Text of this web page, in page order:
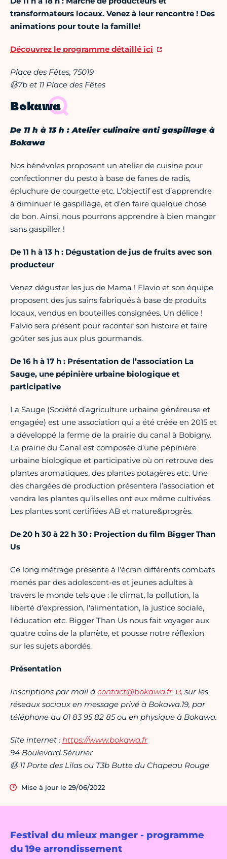
Festival du mieux manger - programme
du 19e arrondissement
transformateurs locaux. Venez à leur rencontre ! Des
animations pour toute la famille!
Découvrez le programme détaillé ici
Place des Fêtes, 75019
Ⓜ7b et 11 Place des Fêtes
Bokawa
De 11 h à 13 h : Atelier culinaire anti gaspillage à
Bokawa
Nos bénévoles proposent un atelier de cuisine pour
confectionner du pesto à base de fanes de radis,
épluchure de courgette etc. L’objectif est d’apprendre
à diminuer le gaspillage, et d’en faire quelque chose
de bon. Ainsi, nous pourrons apprendre à bien manger
sans gaspiller !
De 11 h à 13 h : Dégustation de jus de fruits avec son
producteur
Venez déguster les jus de Mama ! Flavio et son équipe
proposent des jus sains fabriqués à base de produits
locaux, vendus en bouteilles consignées. Un délice !
Falvio sera présent pour raconter son histoire et faire
goûter ses jus aux plus gourmands.
De 16 h à 17 h : Présentation de l’association La
Sauge, une pépinière urbaine biologique et
participative
La Sauge (Société d’agriculture urbaine généreuse et
engagée) est une association qui a été créée en 2015 et
a développé la ferme de la prairie du canal à Bobigny.
La prairie du Canal est composée d’une pépinière
urbaine biologique et participative où on retrouve des
plantes aromatiques, des plantes potagères etc. Une
des chargées de production présentera l’association et
vendra les plantes qu’ils.elles ont eux même cultivées.
Les plantes sont certifiées AB et nature&progrès.
De 20 h 30 à 22 h 30 : Projection du film Bigger Than
Us
Ce long métrage présente à l'écran différents combats
menés par des adolescent-es et jeunes adultes à
travers le monde tels que : le climat, la pollution, la
liberté d'expression, l'alimentation, la justice sociale,
l'éducation etc. Bigger Than Us nous fait voyager aux
quatre coins de la planète, et pousse notre réflexion
sur les sujets abordés.
Présentation
Inscriptions par mail à contact@bokawa.fr
, sur les
réseaux sociaux en message privé à Bokawa.19, par
téléphone au 01 83 95 82 85 ou en physique à Bokawa.
Site internet : https://www.bokawa.fr
94 Boulevard Sérurier
Ⓜ 11 Porte des Lilas ou T3b Butte du Chapeau Rouge
Mise à jour le 29/06/2022